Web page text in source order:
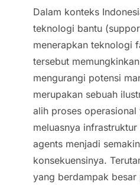
Dalam konteks
teknologi bantu (
menerapkan teknologi
tersebut
mengurangi potensi
merupakan sebuah
alih proses
meluasnya
agents menjadi
konsekuensinya.
yang berdampak